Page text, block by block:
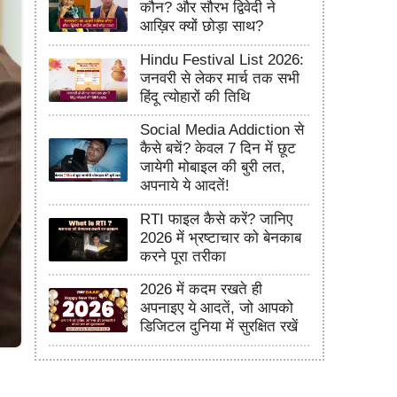
कौन? और सौरभ द्विवेदी ने
आख़िर क्यों छोड़ा साथ?
Hindu Festival List 2026:
जनवरी से लेकर मार्च तक सभी
हिंदू त्योहारों की तिथि
Social Media Addiction से
कैसे बचें? केवल 7 दिन में छूट
जायेगी मोबाइल की बुरी लत,
अपनाये ये आदतें!
RTI फाइल कैसे करें? जानिए
2026 में भ्रष्टाचार को बेनकाब
करने पूरा तरीका
2026 में कदम रखते ही
अपनाइए ये आदतें, जो आपको
डिजिटल दुनिया में सुरक्षित रखें